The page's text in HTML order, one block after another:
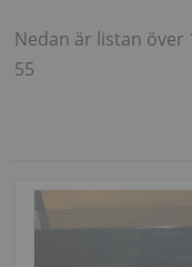
Nedan är listan över
55